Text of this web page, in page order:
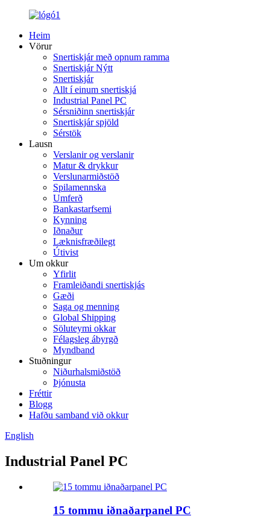
Heim
Vörur
Snertiskjár með opnum ramma
Snertiskjár Nýtt
Snertiskjár
Allt í einum snertiskjá
Industrial Panel PC
Sérsniðinn snertiskjár
Snertiskjár spjöld
Sérstök
Lausn
Verslanir og verslanir
Matur & drykkur
Verslunarmiðstöð
Spilamennska
Umferð
Bankastarfsemi
Kynning
Iðnaður
Læknisfræðilegt
Útivist
Um okkur
Yfirlit
Framleiðandi snertiskjás
Gæði
Saga og menning
Global Shipping
Söluteymi okkar
Félagsleg ábyrgð
Myndband
Stuðningur
Niðurhalsmiðstöð
Þjónusta
Fréttir
Blogg
Hafðu samband við okkur
English
Industrial Panel PC
15 tommu iðnaðarpanel PC